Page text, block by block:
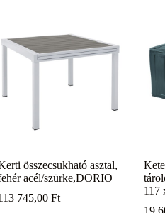
összecsukható asztal,
acél/szürke,DORIO
745,00Ft
117
19